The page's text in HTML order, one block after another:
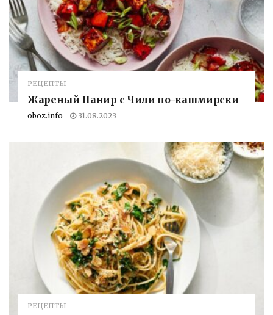
РЕЦЕПТЫ
Жареный Панир с Чили по-кашмирски
oboz.info 31.08.2023
РЕЦЕПТЫ